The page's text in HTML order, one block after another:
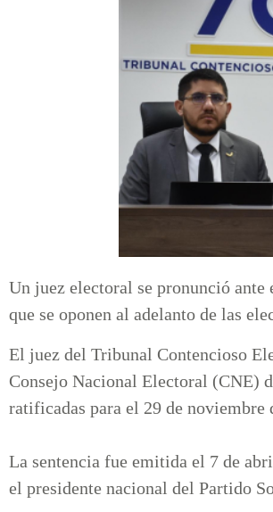
Un juez electoral se pronunció
que se oponen al adelanto de las
El juez del Tribunal Contencioso
Consejo Nacional Electoral (CNE)
ratificadas para el 29 de noviembre
La sentencia fue emitida el 7 de
el presidente nacional del Partido